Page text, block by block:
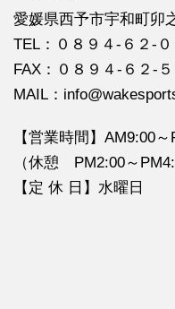
愛媛県西予市宇和町卯
TEL：０８９４‐６２‐０
FAX：０８９４‐６２‐
MAIL：
【営業時間】AM9:00
（休憩 PM2:00～
【定 休 日】水曜日